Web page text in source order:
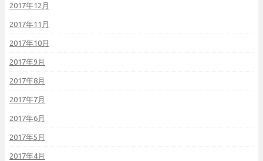
2017年12月
2017年11月
2017年10月
2017年9月
2017年8月
2017年7月
2017年6月
2017年5月
2017年4月